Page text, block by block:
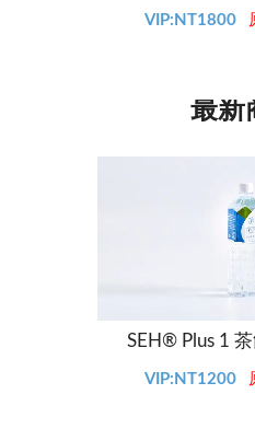
VIP:NT1800
最新
SEH® Plus 1
VIP:NT1200